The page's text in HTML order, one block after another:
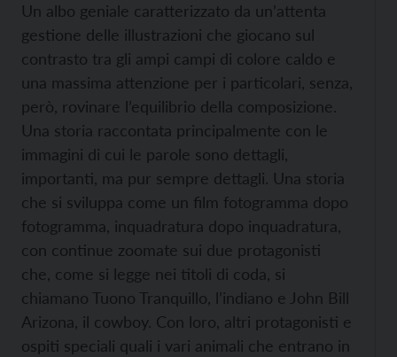
Un albo geniale caratterizzato da un’attenta
gestione delle illustrazioni che giocano sul
contrasto tra gli ampi campi di colore caldo e
una massima attenzione per i particolari, senza,
però, rovinare l’equilibrio della composizione.
Una storia raccontata principalmente con le
immagini di cui le parole sono dettagli,
importanti, ma pur sempre dettagli. Una storia
che si sviluppa come un film fotogramma dopo
fotogramma, inquadratura dopo inquadratura,
con continue zoomate sui due protagonisti
che, come si legge nei titoli di coda, si
chiamano Tuono Tranquillo, l’indiano e John Bill
Arizona, il cowboy. Con loro, altri protagonisti e
ospiti speciali quali i vari animali che entrano in